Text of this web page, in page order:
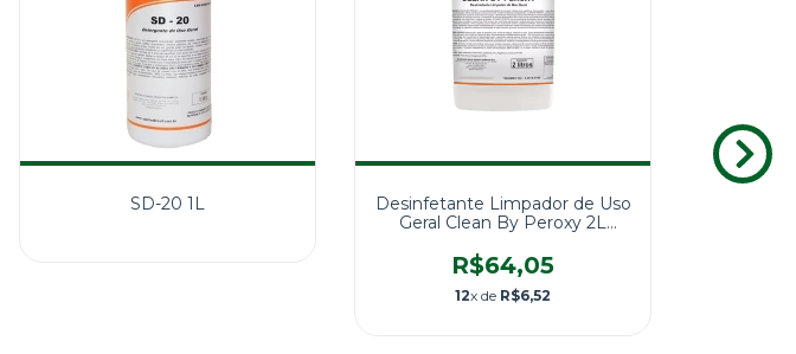
SD-20 1L
Desinfetante Limpador de Uso
Geral Clean By Peroxy 2L
R$64,05
12x de R$6,52